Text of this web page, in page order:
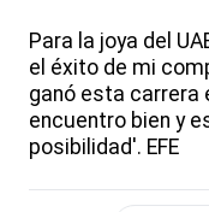
Para la joya del
el éxito de mi
ganó esta carrera
encuentro bien y
posibilidad'. EFE